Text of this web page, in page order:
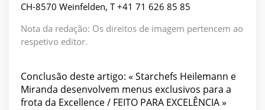
CH-8570 Weinfelden, T +41 71 626 85 85
Nota da redação: Os direitos de imagem pertencem ao
respetivo editor.
Conclusão deste artigo: « Starchefs Heilemann e
Miranda desenvolvem menus exclusivos para a
frota da Excellence / FEITO PARA EXCELÊNCIA »